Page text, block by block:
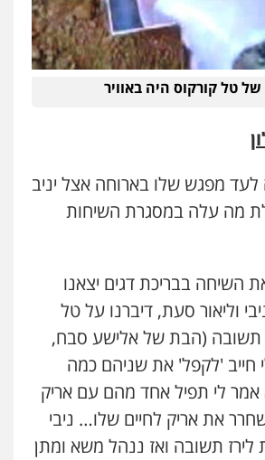
טל קורקוס היה באוויר
מפגש שלו בארוחה אצל יניב
מה עלה במסגרת השיחות
השיחה בבריכת דגים יצאנו
וליאור סעת, דיברנו על טל
תשובה (הבת של אלישע סבח,
חייב 'לקפל' את שניהם כמה
אמר לי תפיל אחד מהם עם אריק
את אריק לחיים שלו… ניבי
לירז תשובה ואז ננהל משא ומתן